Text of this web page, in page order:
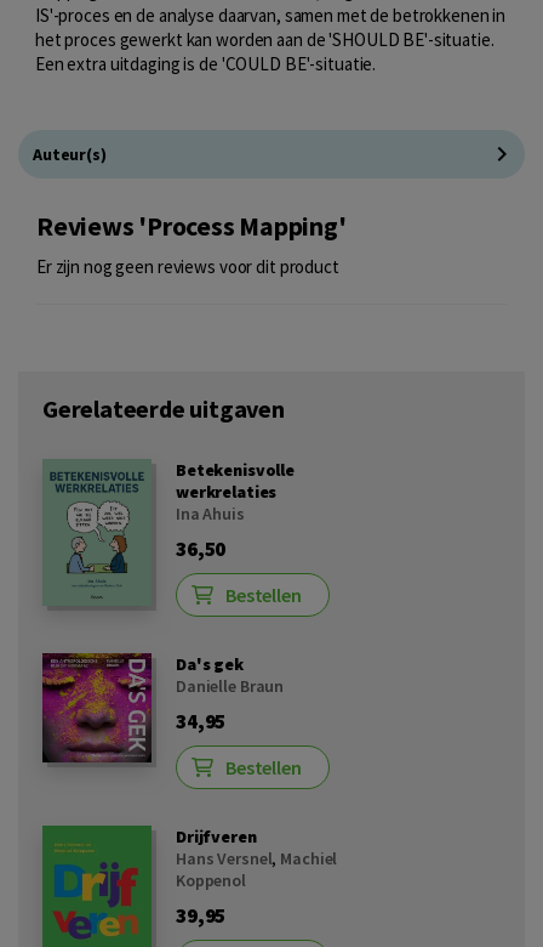
IS'-proces en de analyse daarvan, samen met de betrokkenen in
het proces gewerkt kan worden aan de 'SHOULD BE'-situatie.
Een extra uitdaging is de 'COULD BE'-situatie.
Auteur(s)
Reviews 'Process Mapping'
Er zijn nog geen reviews voor dit product
Gerelateerde uitgaven
Betekenisvolle
werkrelaties
Ina Ahuis
36,50
Bestellen
Da's gek
Danielle Braun
34,95
Bestellen
Drijfveren
Hans Versnel, Machiel
Koppenol
39,95